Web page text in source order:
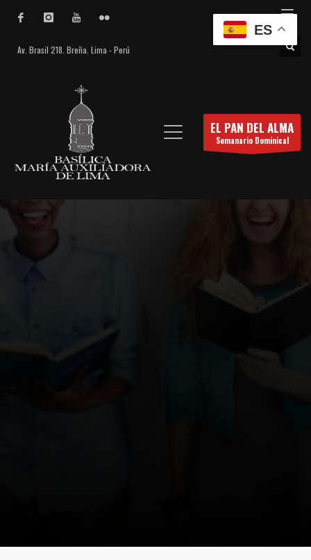
Av. Brasil 218. Breña. Lima - Perú
EL PAN DEL ALMA
Semanario Dominical
El Pan del Alma
"Todo se escribió para enseñarnos, a
ES